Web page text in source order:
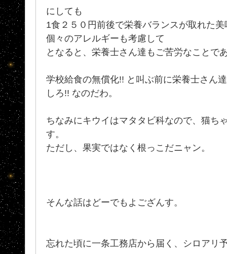
にしても
1食２５０円前後で栄養バランスが取れた
個々のアレルギーも考慮して
となると、栄養士さん達もご苦労なことで
学校給食の無償化!! と叫ぶ前に栄養士さん
しろ!! なのだわ。
ちなみにキウイはマタタビ科なので、猫ち
す。
ただし、果実ではなく根っこだニャン。
そんな話はどーでもよござんす。
忘れた頃に一条工務店から届く、シロアリ